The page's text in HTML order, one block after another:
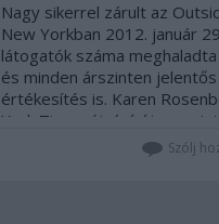
Nagy sikerrel zárult az
New Yorkban 2012. január
látogatók száma
és minden árszinten
értékesítés is. Karen
York Times újságírója szerint
outsider művész olyanSzólj